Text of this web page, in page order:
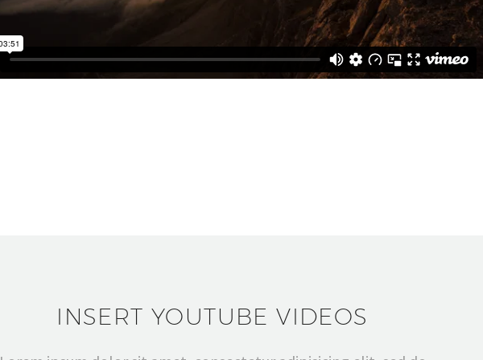
INSERT YOUTUBE VIDEOS